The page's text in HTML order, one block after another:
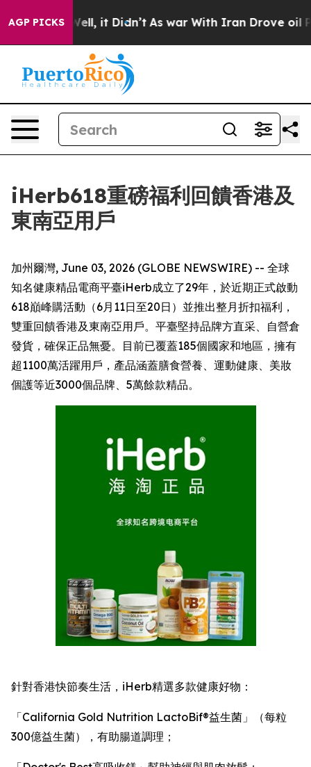
AGP PICKS
Well, it Didn’t As war With Iran Drove oil Prices
iHerb618重磅福利回饋香港及
東南亞用戶
加州爾灣, June 03, 2026 (GLOBE NEWSWIRE) -- 全球
知名健康精品電商平臺iHerb成立了29年，於近期正式啟動
618巔峰購活動（6月11日至20日）並推出整月折扣福利，
雙重回饋香港及東南亞用戶。平臺堅持品牌方直采、自營倉
發貨，確保正品無憂。目前已覆蓋185個國家和地區，擁有
超1100萬活躍用戶，產品涵蓋膳食營養、運動健康、美妝
個護等近3000個品牌、5萬餘款精品。
針對香港快節奏生活，iHerb精選多款健康好物：
「California Gold Nutrition LactoBif®益生菌」（每粒
300億益生菌），有助腸道調理；